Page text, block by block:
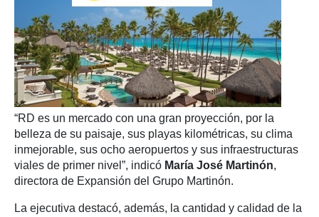
“RD es un mercado con una gran proyección, por la
belleza de su paisaje, sus playas kilométricas, su clima
inmejorable, sus ocho aeropuertos y sus infraestructuras
viales de primer nivel”, indicó María José Martinón,
directora de Expansión del Grupo Martinón.
La ejecutiva destacó, además, la cantidad y calidad de la